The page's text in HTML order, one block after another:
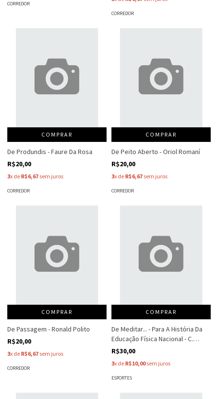
CORREDOR
CORREDOR
COMPRAR
De Produndis - Faure Da Rosa
R$20,00
3x de R$6,67 sem juros
CORREDOR
COMPRAR
De Peito Aberto - Oriol Romaní
R$20,00
3x de R$6,67 sem juros
CORREDOR
COMPRAR
De Passagem - Ronald Polito
R$20,00
3x de R$6,67 sem juros
CORREDOR
COMPRAR
De Meditar... - Para A História Da
Educação Física Nacional - C.
Marques-Pereira
R$30,00
3x de R$10,00sem juros
ESPORTES